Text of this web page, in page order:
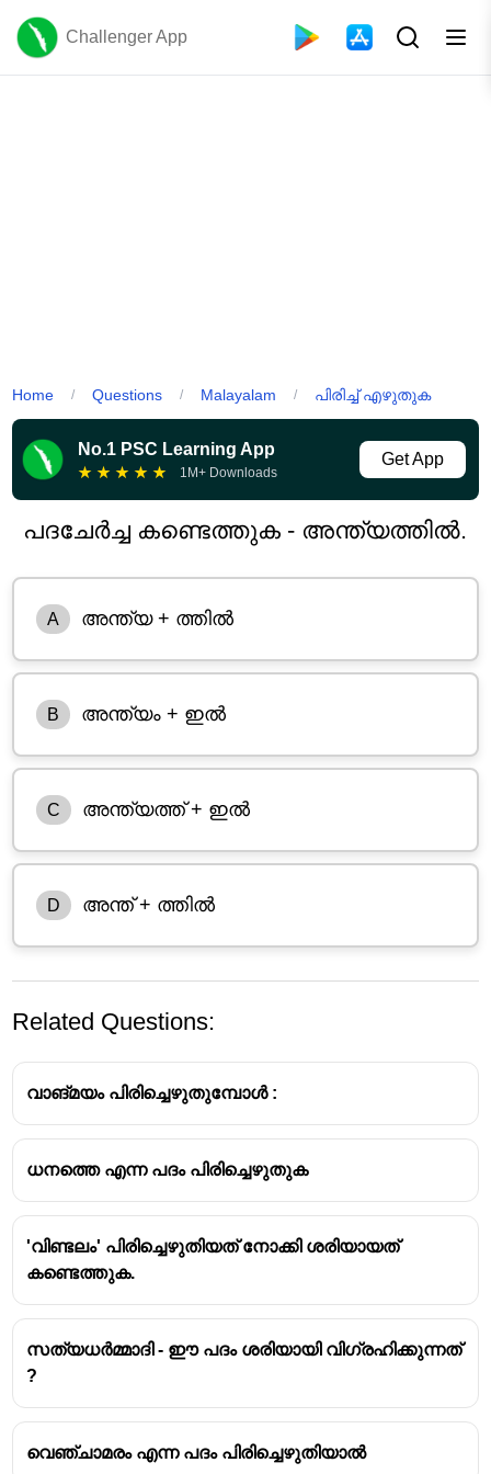
Challenger App
Home / Questions / Malayalam / പിരിച്ച് എഴുതുക
No.1 PSC Learning App
★ ★ ★ ★ ★ 1M+ Downloads
Get App
പദചേർച്ച കണ്ടെത്തുക - അന്ത്യത്തിൽ.
A അന്ത്യ + ത്തിൽ
B അന്ത്യം + ഇൽ
C അന്ത്യത്ത് + ഇൽ
D അന്ത് + ത്തിൽ
Related Questions:
വാങ്മയം പിരിച്ചെഴുതുമ്പോൾ :
ധനത്തെ എന്ന പദം പിരിച്ചെഴുതുക
'വിണ്ടലം' പിരിച്ചെഴുതിയത് നോക്കി ശരിയായത്
കണ്ടെത്തുക.
സത്യധർമ്മാദി - ഈ പദം ശരിയായി വിഗ്രഹിക്കുന്നത്
?
വെഞ്ചാമരം എന്ന പദം പിരിച്ചെഴുതിയാൽ